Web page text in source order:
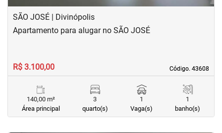
SÃO JOSÉ | Divinópolis
Código. 43608
Código. 43608
Apartamento para alugar no SÃO JOSÉ
R$ 3.100,00
140,00 m²
Área principal
3
quarto(s)
1
Vaga(s)
1
banho(s)